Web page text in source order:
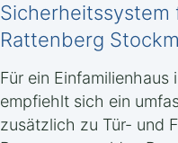
Sicherheitssystem
Rattenberg
Für ein
empfiehlt sich ein
zusätzlich zu Tür- und